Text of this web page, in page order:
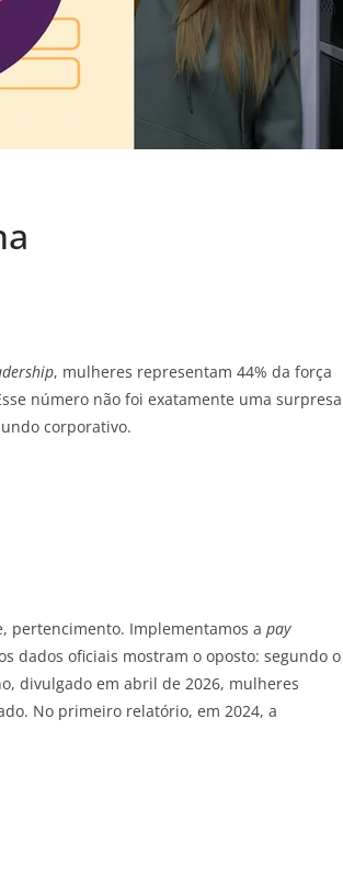
, mulheres representam 44% da força
número não foi exatamente uma surpresa
corporativo.
pertencimento. Implementamos a pay
oficiais mostram o oposto: segundo o
divulgado em abril de 2026, mulheres
No primeiro relatório, em 2024, a